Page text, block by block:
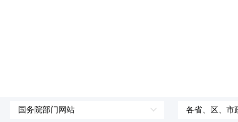
国务院部门网站 各省、区、市